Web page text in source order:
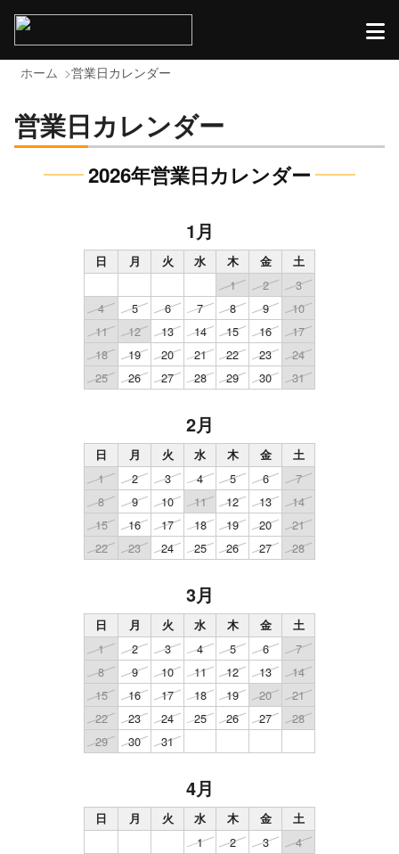
ホーム 営業日カレンダー
営業日カレンダー
2026年営業日カレンダー
1月
日 月 火 水 木 金 土
1 2
3
4
5 6 7 8 9
10
11
12 13 14 15 16
17
18
19 20 21 22 23
24
25
26 27 28 29 30 31
2月
日 月 火 水 木 金 土
1 2 3 4 5 6
7
8
9 10 11 12 13
14
15
16 17 18 19 20
21
22
23 24 25 26 27 28
3月
日 月 火 水 木 金 土
1 2 3 4 5 6
7
8
9 10 11 12 13
14
15
16 17 18 19 20
21
22
23 24 25 26 27
28
29
30 31
4月
日 月 火 水 木 金 土
1 2 3
4